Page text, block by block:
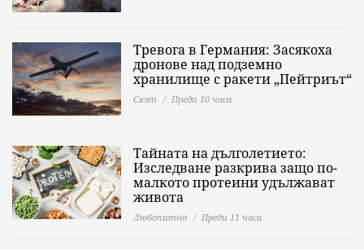
дронове над подземно
хранилище с ракети „Пейтриът“
Свят Преди 10 часа
Изследване разкрива защо по-
малкото протеини удължават
живота
Любопитно